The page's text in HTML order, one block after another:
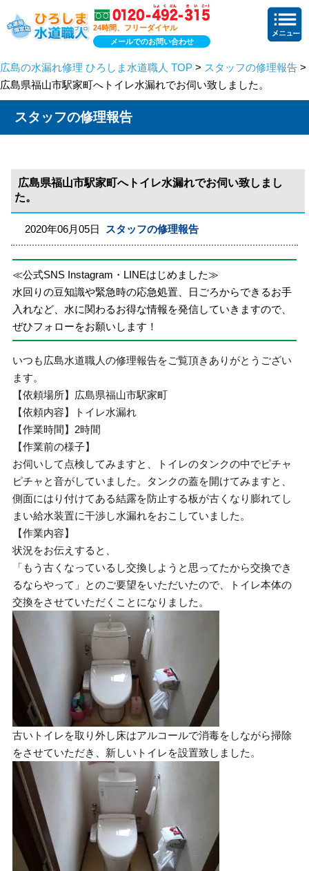
24時間、フリーダイヤル
メールでのお問い合わせ
広島の水漏れ修理 ひろしま水道職人 TOP > スタッフの修理報告 >
広島県福山市駅家町へトイレ水漏れでお伺い致しました。
スタッフの修理報告
広島県福山市駅家町へトイレ水漏れでお伺い致しまし
た。
2020年06月05日 スタッフの修理報告
≪公式SNS Instagram・LINEはじめました≫
水回りの豆知識や緊急時の応急処置、日ごろからできるお手
入れなど、水に関わるお得な情報を発信していきますので、
ぜひフォローをお願いします！
いつも広島水道職人の修理報告をご覧頂きありがとうござい
ます。
【依頼場所】広島県福山市駅家町
【依頼内容】トイレ水漏れ
【作業時間】2時間
【作業前の様子】
お伺いして点検してみますと、トイレのタンクの中でピチャ
ピチャと音がしていました。タンクの蓋を開けてみますと、
側面にはり付けてある結露を防止する板が古くなり膨れてし
まい給水装置に干渉し水漏れをおこしていました。
【作業内容】
状況をお伝えすると、
「もう古くなっているし交換しようと思ってたから交換でき
るならやって」とのご要望をいただいたので、トイレ本体の
交換をさせていただくことになりました。
古いトイレを取り外し床はアルコールで消毒をしながら掃除
をさせていただき、新しいトイレを設置致しました。